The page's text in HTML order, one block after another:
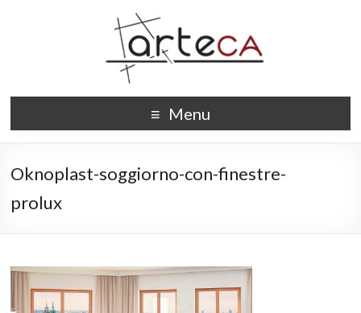
Menu
Oknoplast-soggiorno-con-finestre-
prolux